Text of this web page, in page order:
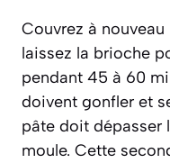
Couvrez à
laissez la brioche
pendant 45 à 60
doivent gonfler et
pâte doit dépasser
moule. Cette